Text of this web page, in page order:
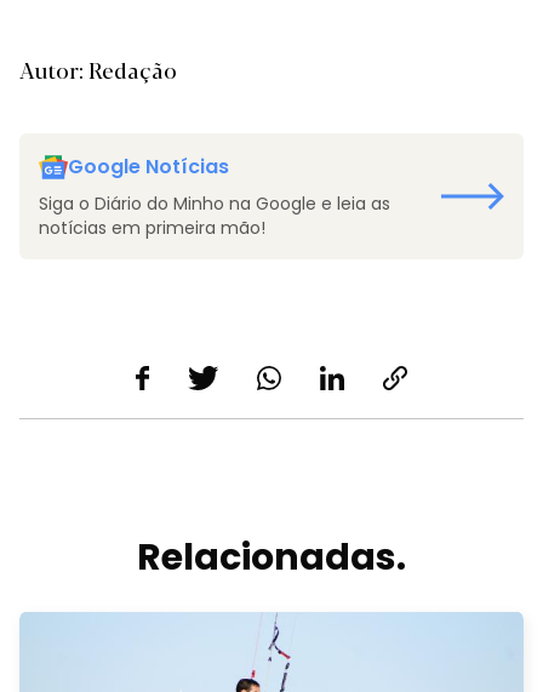
Autor: Redação
Google Notícias
Siga o Diário do Minho na Google e leia as
notícias em primeira mão!
Relacionadas.